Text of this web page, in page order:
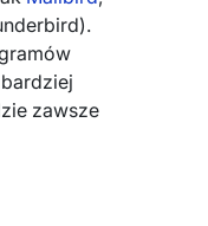
zawsze